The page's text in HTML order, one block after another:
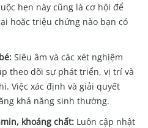
hẹn này cũng là cơ hội để
hoặc triệu chứng nào bạn có
Siêu âm và các xét nghiệm
theo dõi sự phát triển, vị trí và
Việc xác định và giải quyết
khả năng sinh thường.
khoáng chất:Luôn cập nhật